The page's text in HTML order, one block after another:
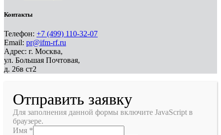
Контакты
Телефон: +7 (499) 110-32-07
Email: pr@ifm-rf.ru
Адрес: г. Москва,
ул. Большая Почтовая,
д. 26в ст2
Отправить заявку
Для заполнения данной формы включите JavaScript в
браузере.
Имя *